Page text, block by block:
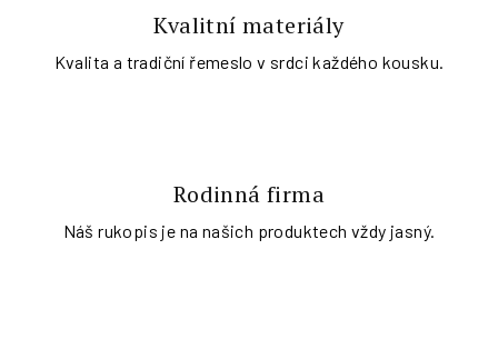
Kvalitní materiály
Kvalita a tradiční řemeslo v srdci každého kousku.
Rodinná firma
Náš rukopis je na našich produktech vždy jasný.